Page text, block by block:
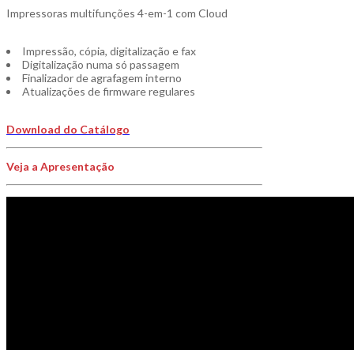
Impressoras multifunções 4-em-1 com Cloud
Impressão, cópia, digitalização e fax
Digitalização numa só passagem
Finalizador de agrafagem interno
Atualizações de firmware regulares
Download do Catálogo
Veja a Apresentação